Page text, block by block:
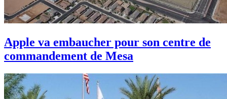
Apple va embaucher pour son centre de
commandement de Mesa